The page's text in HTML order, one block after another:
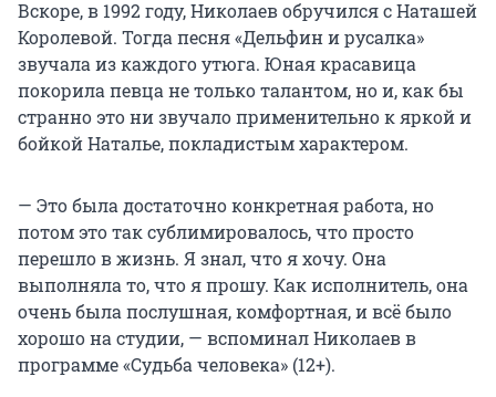
Вскоре, в 1992 году, Николаев обручился с Наташей
Королевой. Тогда песня «Дельфин и русалка»
звучала из каждого утюга. Юная красавица
покорила певца не только талантом, но и, как бы
странно это ни звучало применительно к яркой и
бойкой Наталье, покладистым характером.
— Это была достаточно конкретная работа, но
потом это так сублимировалось, что просто
перешло в жизнь. Я знал, что я хочу. Она
выполняла то, что я прошу. Как исполнитель, она
очень была послушная, комфортная, и всё было
хорошо на студии, — вспоминал Николаев в
программе «Судьба человека» (12+).